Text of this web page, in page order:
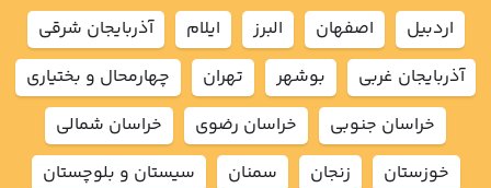
اردبيل اصفهان البرز ايلام
آذربايجان شرقي
آذربايجان غربي
بوشهر تهران
چهارمحال و بختياري
خراسان جنوبي
خراسان رضوي
خراسان شمالي
خوزستان
زنجان سمنان
سيستان و بلوچستان